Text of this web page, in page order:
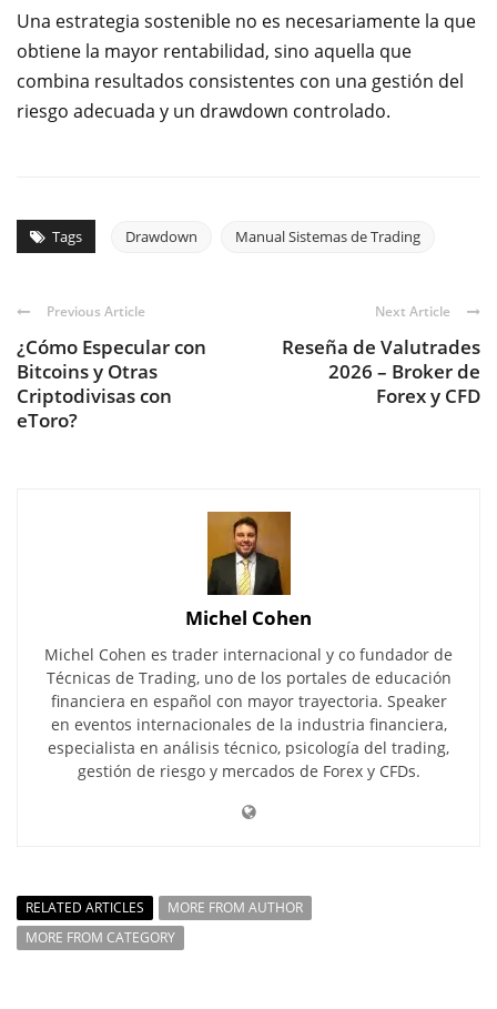
Una estrategia sostenible no es necesariamente la que
obtiene la mayor rentabilidad, sino aquella que
combina resultados consistentes con una gestión del
riesgo adecuada y un drawdown controlado.
Tags Drawdown Manual Sistemas de Trading
Previous Article
¿Cómo Especular con
Bitcoins y Otras
Criptodivisas con
eToro?
Next Article
Reseña de Valutrades
2026 – Broker de
Forex y CFD
Michel Cohen
Michel Cohen es trader internacional y co fundador de
Técnicas de Trading, uno de los portales de educación
financiera en español con mayor trayectoria. Speaker
en eventos internacionales de la industria financiera,
especialista en análisis técnico, psicología del trading,
gestión de riesgo y mercados de Forex y CFDs.
RELATED ARTICLES
MORE FROM AUTHOR
MORE FROM CATEGORY